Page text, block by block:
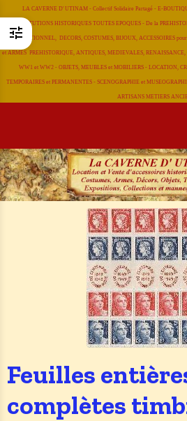
LA CAVERNE D' UTINAM - Collectif Solidaire Partagé - E-
RECONSTITUTIONS HISTORIQUES TOUTES EPOQUES - De la
TRADITIONNEL, DECORS, COSTUMES, BIJOUX, ACCESSOIRES
et ARMES PREHISTORIQUE, ANTIQUES, MEDIEVALES,
WW1 et WW2 - OBJETS, MEUBLES et MOBILIERS - LOCATION,
TEMPORAIRES et PERMANENTES - SCENOGRAPHIE et
ARTISANS METIERS
Feuilles
complètes